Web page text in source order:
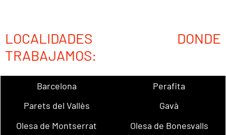
LOCALIDADES DONDE
TRABAJAMOS:
Barcelona
Perafita
Parets del Vallès
Gavà
Olesa de Montserrat
Olesa de Bonesvalls